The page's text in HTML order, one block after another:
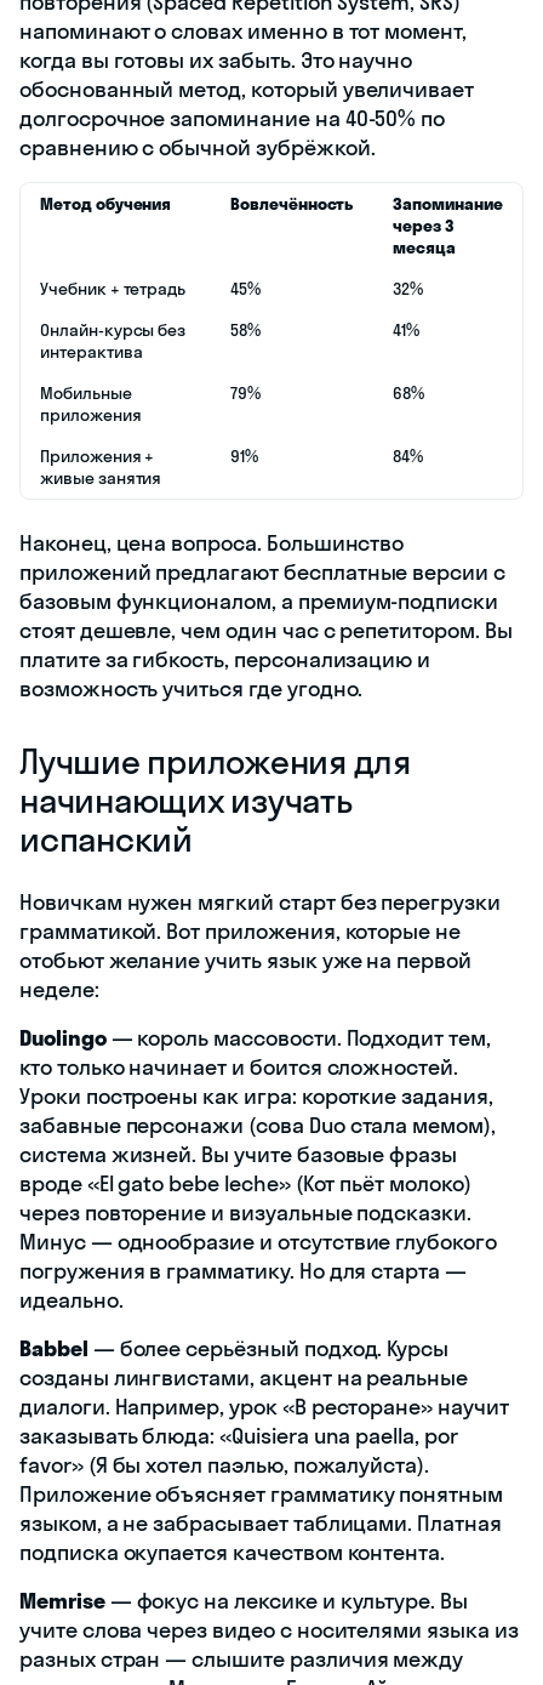
напоминают о словах именно в тот момент,
когда вы готовы их забыть. Это научно
обоснованный метод, который увеличивает
долгосрочное запоминание на 40-50% по
сравнению с обычной зубрёжкой.
Метод обучения Вовлечённость
Запоминание
через 3
месяца
Учебник + тетрадь
45%
32%
Онлайн-курсы без
интерактива
58% 41%
Мобильные
приложения
79% 68%
Приложения +
живые занятия
91% 84%
Наконец, цена вопроса. Большинство
приложений предлагают бесплатные версии с
базовым функционалом, а премиум-подписки
стоят дешевле, чем один час с репетитором. Вы
платите за гибкость, персонализацию и
возможность учиться где угодно.
Лучшие приложения для
начинающих изучать
испанский
Новичкам нужен мягкий старт без перегрузки
грамматикой. Вот приложения, которые не
отобьют желание учить язык уже на первой
неделе:
Duolingo— король массовости. Подходит тем,
кто только начинает и боится сложностей.
Уроки построены как игра: короткие задания,
забавные персонажи (сова Duo стала мемом),
система жизней. Вы учите базовые фразы
вроде «El gato bebe leche» (Кот пьёт молоко)
через повторение и визуальные подсказки.
Минус — однообразие и отсутствие глубокого
погружения в грамматику. Но для старта —
идеально.
Babbel — более серьёзный подход. Курсы
созданы лингвистами, акцент на реальные
диалоги. Например, урок «В ресторане» научит
заказывать блюда: «Quisiera una paella, por
favor» (Я бы хотел паэлью, пожалуйста).
Приложение объясняет грамматику понятным
языком, а не забрасывает таблицами. Платная
подписка окупается качеством контента.
Memrise— фокус на лексике и культуре. Вы
учите слова через видео с носителями языка из
разных стран — слышите различия между